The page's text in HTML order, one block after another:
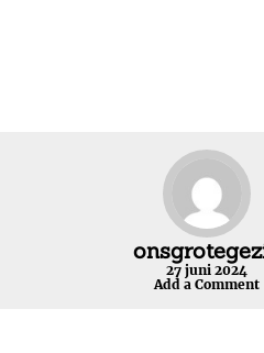
27 juni 2024
Add a Comment